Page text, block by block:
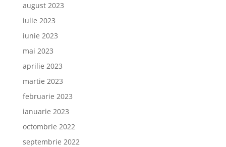
august 2023
iulie 2023
iunie 2023
mai 2023
aprilie 2023
martie 2023
februarie 2023
ianuarie 2023
octombrie 2022
septembrie 2022